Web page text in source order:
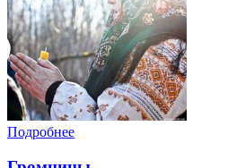
Подробнее